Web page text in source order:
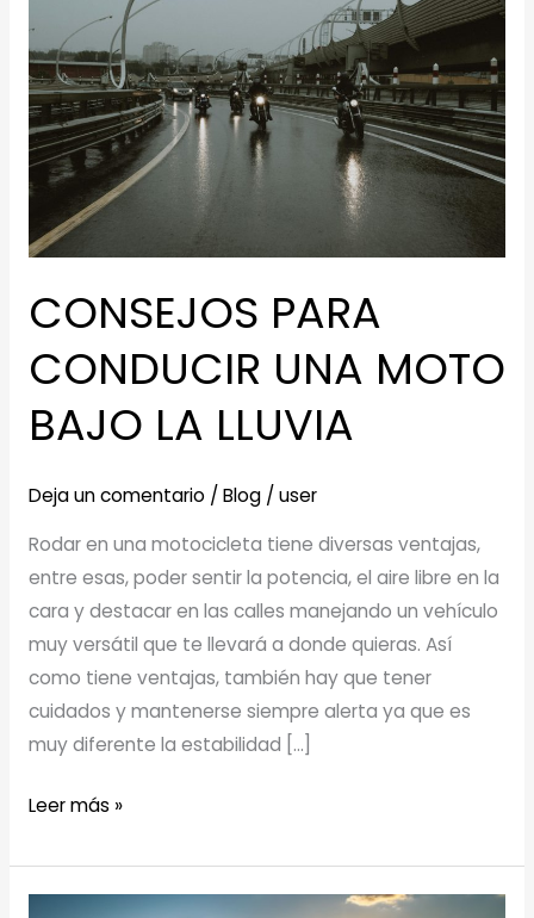
CONSEJOS PARA
CONDUCIR UNA MOTO
BAJO LA LLUVIA
Deja un comentario / Blog/ user
Rodar en una motocicleta tiene diversas ventajas,
entre esas, poder sentir la potencia, el aire libre en la
cara y destacar en las calles manejando un vehículo
muy versátil que te llevará a donde quieras. Así
como tiene ventajas, también hay que tener
cuidados y mantenerse siempre alerta ya que es
muy diferente la estabilidad […]
CONSEJOS
CONDUCIR
Leer más »